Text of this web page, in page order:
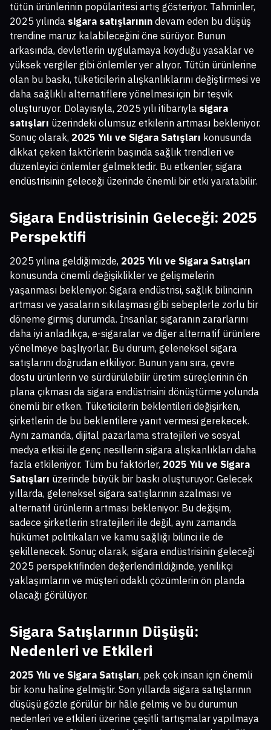
tütün ürünlerinin popülaritesi artış gösteriyor. Tahminler,
2025 yılında sigara satışlarının devam eden bu düşüş
trendine maruz kalabileceğini öne sürüyor. Bunun
arkasında, devletlerin uygulamaya koyduğu yasaklar ve
yüksek vergiler gibi önlemler yer alıyor. Tütün ürünlerine
olan bu baskı, tüketicilerin alışkanlıklarını değiştirmesi ve
daha sağlıklı alternatiflere yönelmesi için bir teşvik
oluşturuyor. Dolayısıyla, 2025 yılı itibarıyla sigara
satışları üzerindeki olumsuz etkilerin artması bekleniyor.
Sonuç olarak, 2025 Yılı ve Sigara Satışları konusunda
dikkat çeken faktörlerin başında sağlık trendleri ve
düzenleyici önlemler gelmektedir. Bu etkenler, sigara
endüstrisinin geleceği üzerinde önemli bir etki yaratabilir.
Sigara Endüstrisinin Geleceği: 2025
Perspektifi
2025 yılına geldiğimizde, 2025 Yılı ve Sigara Satışları
konusunda önemli değişiklikler ve gelişmelerin
yaşanması bekleniyor. Sigara endüstrisi, sağlık bilincinin
artması ve yasaların sıkılaşması gibi sebeplerle zorlu bir
döneme girmiş durumda. İnsanlar, sigaranın zararlarını
daha iyi anladıkça, e-sigaralar ve diğer alternatif ürünlere
yönelmeye başlıyorlar. Bu durum, geleneksel sigara
satışlarını doğrudan etkiliyor. Bunun yanı sıra, çevre
dostu ürünlerin ve sürdürülebilir üretim süreçlerinin ön
plana çıkması da sigara endüstrisini dönüştürme yolunda
önemli bir etken. Tüketicilerin beklentileri değişirken,
şirketlerin de bu beklentilere yanıt vermesi gerekecek.
Aynı zamanda, dijital pazarlama stratejileri ve sosyal
medya etkisi ile genç nesillerin sigara alışkanlıkları daha
fazla etkileniyor. Tüm bu faktörler, 2025 Yılı ve Sigara
Satışları üzerinde büyük bir baskı oluşturuyor. Gelecek
yıllarda, geleneksel sigara satışlarının azalması ve
alternatif ürünlerin artması bekleniyor. Bu değişim,
sadece şirketlerin stratejileri ile değil, aynı zamanda
hükümet politikaları ve kamu sağlığı bilinci ile de
şekillenecek. Sonuç olarak, sigara endüstrisinin geleceği
2025 perspektifinden değerlendirildiğinde, yenilikçi
yaklaşımların ve müşteri odaklı çözümlerin ön planda
olacağı görülüyor.
Sigara Satışlarının Düşüşü:
Nedenleri ve Etkileri
2025 Yılı ve Sigara Satışları, pek çok insan için önemli
bir konu haline gelmiştir. Son yıllarda sigara satışlarının
düşüşü gözle görülür bir hâle gelmiş ve bu durumun
nedenleri ve etkileri üzerine çeşitli tartışmalar yapılmaya